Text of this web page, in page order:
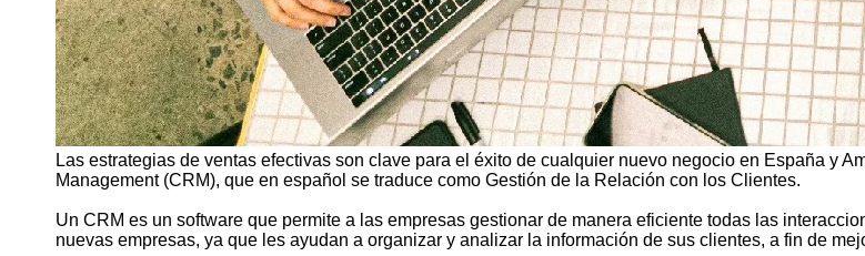
Las estrategias de ventas efectivas son clave para el éxito de cualquier nuevo negocio en España y
Management (CRM), que en español se traduce como Gestión de la Relación con los Clientes.
Un CRM es un software que permite a las empresas gestionar de manera eficiente todas las
nuevas empresas, ya que les ayudan a organizar y analizar la información de sus clientes, a fin de